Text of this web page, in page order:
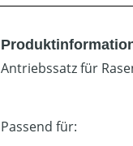
Antriebssatz für
Passend für: